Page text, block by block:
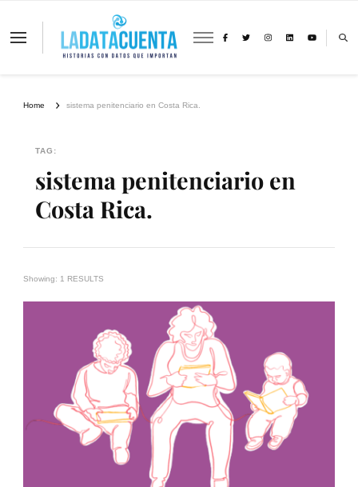
La Data Cuenta es una plataforma
Home sistema penitenciario en Costa Rica.
TAG:
sistema penitenciario en
Costa Rica.
Showing: 1 RESULTS